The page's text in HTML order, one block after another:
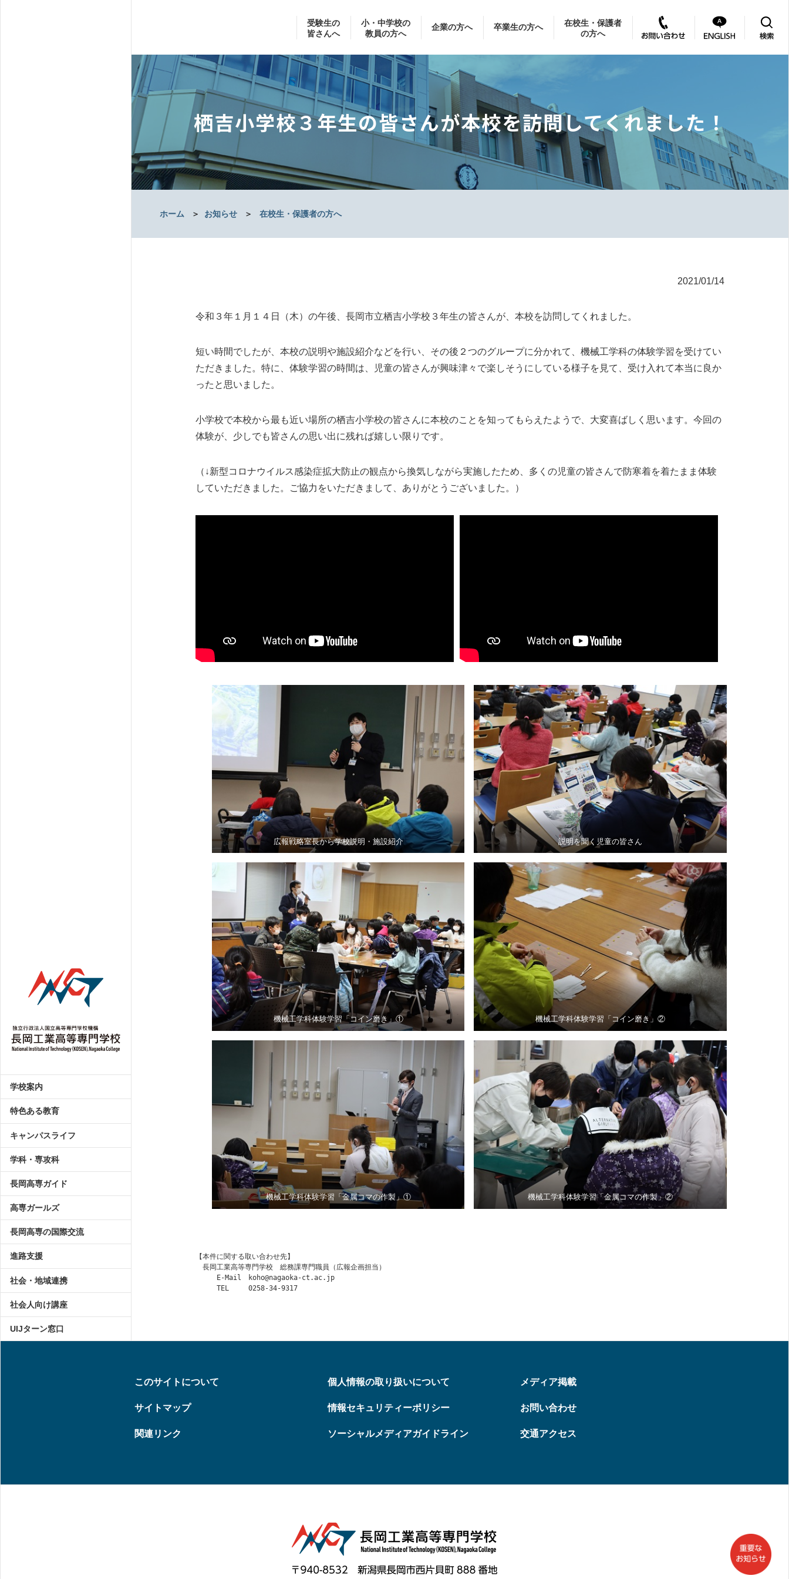
受験生の
皆さんへ
小・中学校の
教員の方へ
企業の方へ 卒業生の方へ
在校生・保護者
の方へ
学校案内
特色ある教育
キャンパスライフ
学科・専攻科
長岡高専ガイド
高専ガールズ
長岡高専の国際交流
進路支援
社会・地域連携
社会人向け講座
UIJターン窓口
栖吉小学校３年生の皆さんが本校を訪問してくれました！
ホーム ＞ お知らせ ＞ 在校生・保護者の方へ
2021/01/14
令和３年１月１４日（木）の午後、長岡市立栖吉小学校３年生の皆さんが、本校を訪問してくれました。
短い時間でしたが、本校の説明や施設紹介などを行い、その後２つのグループに分かれて、機械工学科の体験学習を受けてい
ただきました。特に、体験学習の時間は、児童の皆さんが興味津々で楽しそうにしている様子を見て、受け入れて本当に良か
ったと思いました。
小学校で本校から最も近い場所の栖吉小学校の皆さんに本校のことを知ってもらえたようで、大変喜ばしく思います。今回の
体験が、少しでも皆さんの思い出に残れば嬉しい限りです。
（↓新型コロナウイルス感染症拡大防止の観点から換気しながら実施したため、多くの児童の皆さんで防寒着を着たまま体験
していただきました。ご協力をいただきまして、ありがとうございました。）
広報戦略室長から学校説明・施設紹介 説明を聞く児童の皆さん
機械工学科体験学習「コイン磨き」① 機械工学科体験学習「コイン磨き」②
機械工学科体験学習「金属コマの作製」① 機械工学科体験学習「金属コマの作製」②
【本件に関する取い合わせ先】
長岡工業高等専門学校　総務課専門職員（広報企画担当）
E-Mail
koho@nagaoka-ct.ac.jp
TEL   　0258-34-9317
このサイトについて
サイトマップ
関連リンク
個人情報の取り扱いについて
情報セキュリティーポリシー
ソーシャルメディアガイドライン
メディア掲載
お問い合わせ
交通アクセス